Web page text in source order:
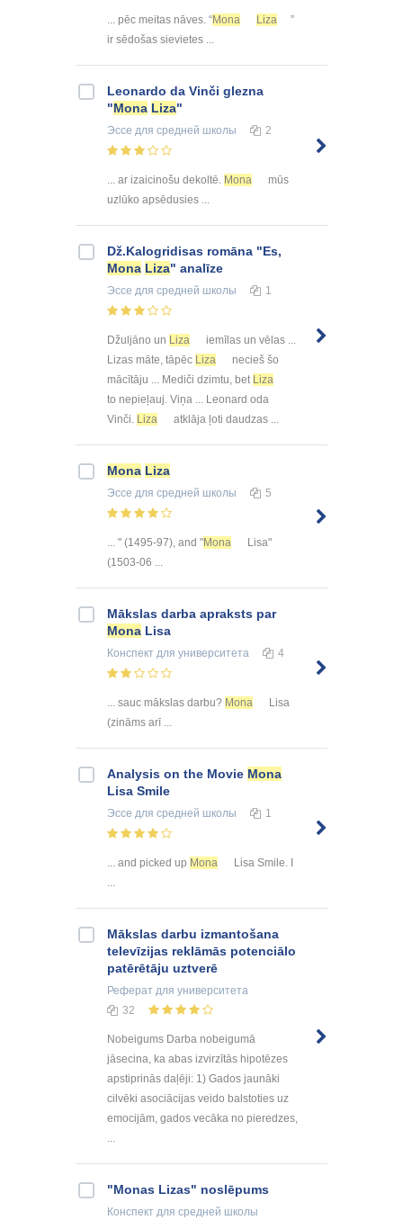
... pēc meitas nāves. “Mona Liza
”
ir sēdošas sievietes ...
Leonardo da Vinči glezna
"Mona Liza"
Эссе для средней школы 2
... ar izaicinošu dekoltē. Mona
mūs
uzlūko apsēdusies ...
Dž.Kalogridisas romāna "Es,
Mona Liza" analīze
Эссе для средней школы 1
Džuljāno un Liza
iemīlas un vēlas ...
Lizas māte, tāpēc Liza
necieš šo
mācītāju ... Mediči dzimtu, bet Liza
to nepieļauj. Viņa ... Leonard oda
Vinči. Liza atklāja ļoti daudzas ...
Mona Liza
Эссе для средней школы 5
... " (1495-97), and "Mona
Lisa"
(1503-06 ...
Mākslas darba apraksts par
Mona Lisa
Конспект для университета 4
... sauc mākslas darbu? Mona
Lisa
(zināms arī ...
Analysis on the Movie Mona
Lisa Smile
Эссе для средней школы 1
... and picked up Mona
Lisa Smile. I
Mākslas darbu izmantošana
televīzijas reklāmās potenciālo
patērētāju uztverē
Реферат для университета
32
Nobeigums Darba nobeigumā
jāsecina, ka abas izvirzītās hipotēzes
apstiprinās daļēji: 1) Gados jaunāki
cilvēki asociācijas veido balstoties uz
emocijām, gados vecāka no pieredzes,
...
"Monas Lizas" noslēpums
Конспект для средней школы